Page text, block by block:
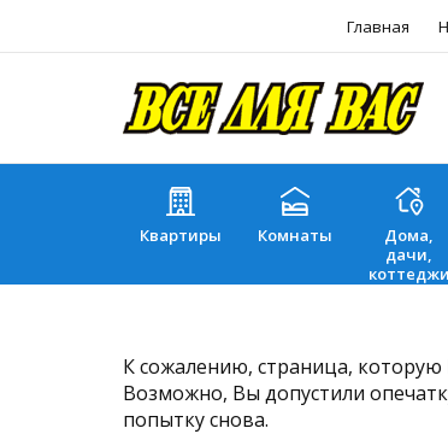
Главная
Квартиры Комнаты
Дома,
дачи,
коттеджи
К сожалению, страница,
Возможно, Вы допустили
попытку снова.